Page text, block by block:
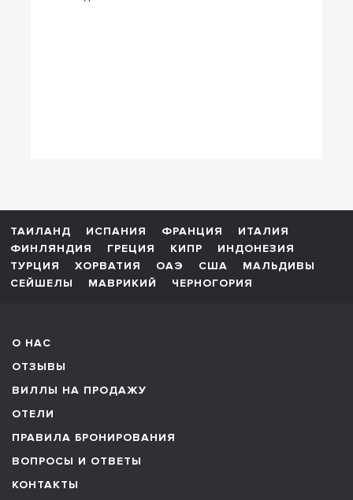
ТАИЛАНД ИСПАНИЯ ФРАНЦИЯ
ИТАЛИЯ
ФИНЛЯНДИЯ
ГРЕЦИЯ КИПР
ИНДОНЕЗИЯ
ТУРЦИЯ
ХОРВАТИЯ ОАЭ США
МАЛЬДИВЫ
СЕЙШЕЛЫ
МАВРИКИЙ ЧЕРНОГОРИЯ
О НАС
ОТЗЫВЫ
ВИЛЛЫ НА ПРОДАЖУ
ОТЕЛИ
ПРАВИЛА БРОНИРОВАНИЯ
ВОПРОСЫ И ОТВЕТЫ
КОНТАКТЫ